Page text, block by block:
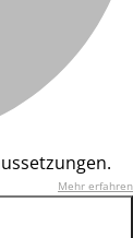
Mehr erfahren